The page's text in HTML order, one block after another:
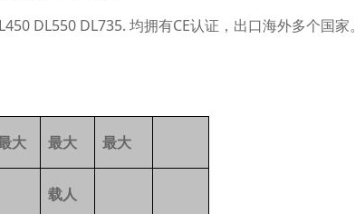
L450 DL550 DL735. 均拥有CE认证，出口海外多个国家。
大 最大 最大
载人